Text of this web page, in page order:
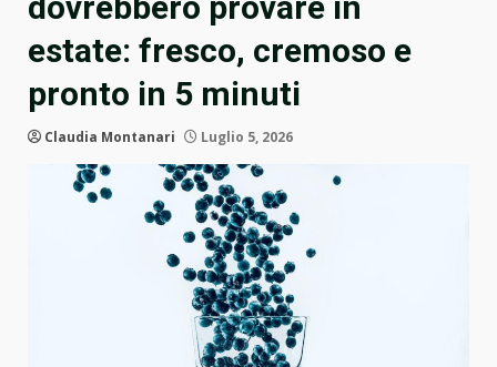
estate: fresco, cremoso e
pronto in 5 minuti
Claudia Montanari Luglio 5, 2026